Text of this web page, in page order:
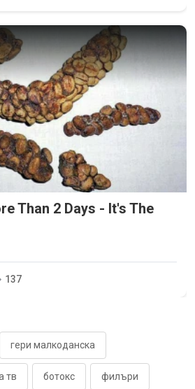
Than 2 Days - It's The
137
гери малкоданска
тв ботокс филъри